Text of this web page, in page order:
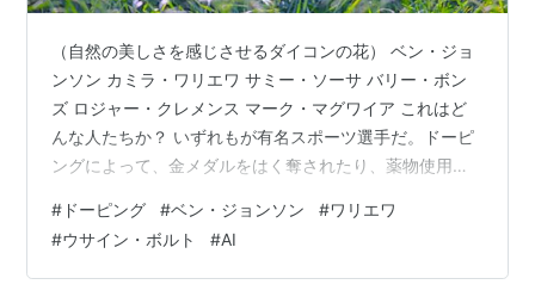
世界新記録で金メダルを獲得した。残り20mで勝利
を確信すると両手を広げ、最後は右手で左胸をたた
きながらフィニッシュする圧巻のパフォーマンス
で、NHKアナウンサーの刈屋富士雄は「世紀の欽ち
ゃん走り」と形容した。
2008年8月20日、北京オリンピック男子200m決勝
で、19秒30の世界新記録で金メダルを獲得。マイケ
ル・ジョンソン（アメリカ）の「不滅の世界記録」
輪ではカール・ルイス（アメリカ）以来24年ぶりと
（自然の美しさを感じさせるダイコンの花） ベン・ジョ
ンソン カミラ・ワリエワ サミー・ソーサ バリー・ボン
ズ ロジャー・クレメンス マーク・マグワイア これはど
んな人たちか？ いずれもが有名スポーツ選手だ。ドーピ
ングによって、金メダルをはく奪されたり、薬物使用を
るという国際スポーツ大会がアメリカで開かれた。人類
の競争意識と限界への挑戦がこんなところまで及んでい
ることに驚く。私は古いのだろうか。
# ドーピング #ベン・ジョンソン #ワリエワ
#ウサイン・ボルト #AI